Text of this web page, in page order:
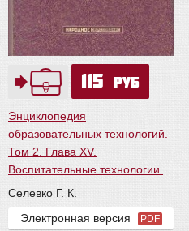
115 руб
Энциклопедия
образовательных технологий.
Том 2. Глава XV.
Воспитательные технологии.
Селевко Г. К.
Электронная версия
PDF